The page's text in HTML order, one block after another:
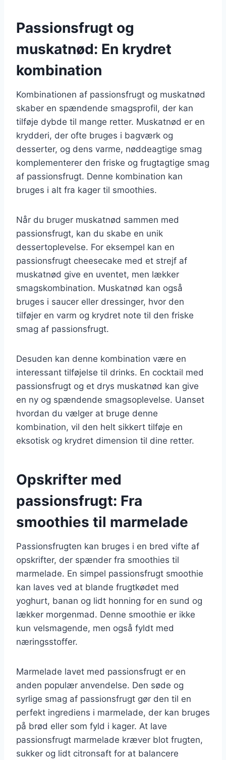
Passionsfrugt og
muskatnød: En krydret
kombination
Kombinationen af passionsfrugt og muskatnød
skaber en spændende smagsprofil, der kan
tilføje dybde til mange retter. Muskatnød er en
krydderi, der ofte bruges i bagværk og
desserter, og dens varme, nøddeagtige smag
komplementerer den friske og frugtagtige smag
af passionsfrugt. Denne kombination kan
bruges i alt fra kager til smoothies.
Når du bruger muskatnød sammen med
passionsfrugt, kan du skabe en unik
dessertoplevelse. For eksempel kan en
passionsfrugt cheesecake med et strejf af
muskatnød give en uventet, men lækker
smagskombination. Muskatnød kan også
bruges i saucer eller dressinger, hvor den
tilføjer en varm og krydret note til den friske
smag af passionsfrugt.
Desuden kan denne kombination være en
interessant tilføjelse til drinks. En cocktail med
passionsfrugt og et drys muskatnød kan give
en ny og spændende smagsoplevelse. Uanset
hvordan du vælger at bruge denne
kombination, vil den helt sikkert tilføje en
eksotisk og krydret dimension til dine retter.
Opskrifter med
passionsfrugt: Fra
smoothies til marmelade
Passionsfrugten kan bruges i en bred vifte af
opskrifter, der spænder fra smoothies til
marmelade. En simpel passionsfrugt smoothie
kan laves ved at blande frugtkødet med
yoghurt, banan og lidt honning for en sund og
lækker morgenmad. Denne smoothie er ikke
kun velsmagende, men også fyldt med
næringsstoffer.
Marmelade lavet med passionsfrugt er en
anden populær anvendelse. Den søde og
syrlige smag af passionsfrugt gør den til en
perfekt ingrediens i marmelade, der kan bruges
på brød eller som fyld i kager. At lave
passionsfrugt marmelade kræver blot frugten,
sukker og lidt citronsaft for at balancere